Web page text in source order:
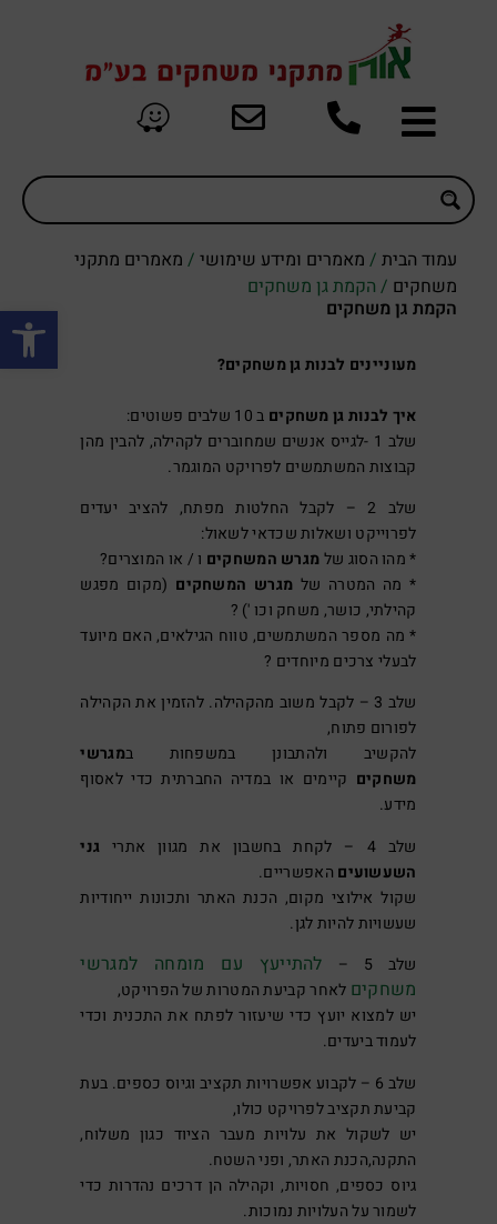
פתח
עמוד הבית/ מאמרים ומידע שימושי/ מאמרים מתקני
משחקים / הקמת גן משחקים
הקמת גן משחקים
מעוניינים לבנות גן משחקים?
איך לבנות גן משחקים ב 10 שלבים פשוטים:
שלב 1 -לגייס אנשים שמחוברים לקהילה, להבין מהן
קבוצות המשתמשים לפרויקט המוגמר.
שלב 2 – לקבל החלטות מפתח, להציב יעדים
לפרוייקט ושאלות שכדאי לשאול:
* מהו הסוג שלמגרש המשחקים ו / או המוצרים?
* מה המטרה של מגרש המשחקים (מקום מפגש
קהילתי, כושר, משחק וכו ') ?
* מה מספר המשתמשים, טווח הגילאים, האם מיועד
לבעלי צרכים מיוחדים ?
שלב 3 – לקבל משוב מהקהילה. להזמין את הקהילה
לפורום פתוח,
להקשיב ולהתבונן במשפחות במגרשי
משחקים קיימים או במדיה החברתית כדי לאסוף
מידע.
שלב 4 – לקחת בחשבון את מגוון אתרי
גני
השעשועים האפשריים.
שקול אילוצי מקום, הכנת האתר ותכונות ייחודיות
שעשויות להיות לגן.
שלב 5 –
להתייעץ עם מומחה למגרשי
משחקים לאחר קביעת המטרות של הפרויקט,
יש למצוא יועץ כדי שיעזור לפתח את התכנית וכדי
לעמוד ביעדים.
שלב 6 – לקבוע אפשרויות תקציב וגיוס כספים. בעת
קביעת תקציב לפרויקט כולו,
יש לשקול את עלויות מעבר הציוד כגון משלוח,
התקנה,הכנת האתר, ופני השטח.
גיוס כספים, חסויות, וקהילה הן דרכים נהדרות כדי
לשמור על העלויות נמוכות.